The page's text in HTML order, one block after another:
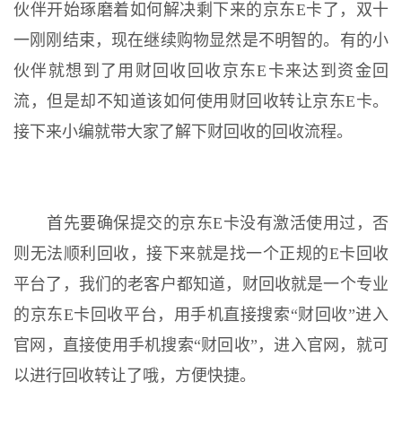
伙伴开始琢磨着如何解决剩下来的京东E卡了，双十
一刚刚结束，现在继续购物显然是不明智的。有的小
伙伴就想到了用财回收回收京东E卡来达到资金回
流，但是却不知道该如何使用财回收转让京东E卡。
接下来小编就带大家了解下财回收的回收流程。
首先要确保提交的京东E卡没有激活使用过，否
则无法顺利回收，接下来就是找一个正规的E卡回收
平台了，我们的老客户都知道，财回收就是一个专业
的京东E卡回收平台，用手机直接搜索“财回收”进入
官网，直接使用手机搜索“财回收”，进入官网，就可
以进行回收转让了哦，方便快捷。